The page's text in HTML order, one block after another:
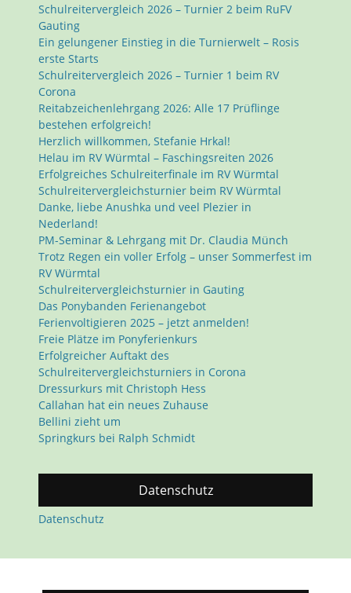
Schulreitervergleich 2026 – Turnier 2 beim RuFV
Gauting
Ein gelungener Einstieg in die Turnierwelt – Rosis
erste Starts
Schulreitervergleich 2026 – Turnier 1 beim RV
Corona
Reitabzeichenlehrgang 2026: Alle 17 Prüflinge
bestehen erfolgreich!
Herzlich willkommen, Stefanie Hrkal!
Helau im RV Würmtal – Faschingsreiten 2026
Erfolgreiches Schulreiterfinale im RV Würmtal
Schulreitervergleichsturnier beim RV Würmtal
Danke, liebe Anushka und veel Plezier in
Nederland!
PM-Seminar & Lehrgang mit Dr. Claudia Münch
Trotz Regen ein voller Erfolg – unser Sommerfest im
RV Würmtal
Schulreitervergleichsturnier in Gauting
Das Ponybanden Ferienangebot
Ferienvoltigieren 2025 – jetzt anmelden!
Freie Plätze im Ponyferienkurs
Erfolgreicher Auftakt des
Schulreitervergleichsturniers in Corona
Dressurkurs mit Christoph Hess
Callahan hat ein neues Zuhause
Bellini zieht um
Springkurs bei Ralph Schmidt
Datenschutz
Datenschutz